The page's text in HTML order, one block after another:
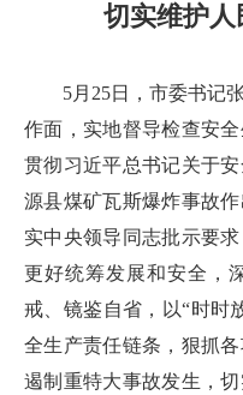
切实维护
5月25日，市委书记
作面，实地督导检查安
贯彻习近平总书记关于
源县煤矿瓦斯爆炸事故
实中央领导同志批示要
更好统筹发展和安全，
戒、镜鉴自省，以“时时
全生产责任链条，狠抓
遏制重特大事故发生，